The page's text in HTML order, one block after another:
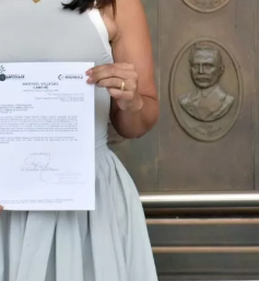
abre una etapa
apostando por una
Su retorno a Quintana
de las estructuras de
retos políticos. El relevo
a los tiempos legales
continuidad de la
del estado.
Noticias